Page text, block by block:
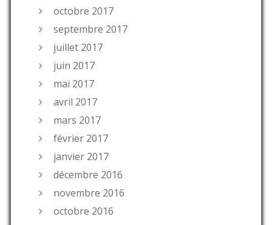
octobre 2017
septembre 2017
juillet 2017
juin 2017
mai 2017
avril 2017
mars 2017
février 2017
janvier 2017
décembre 2016
novembre 2016
octobre 2016